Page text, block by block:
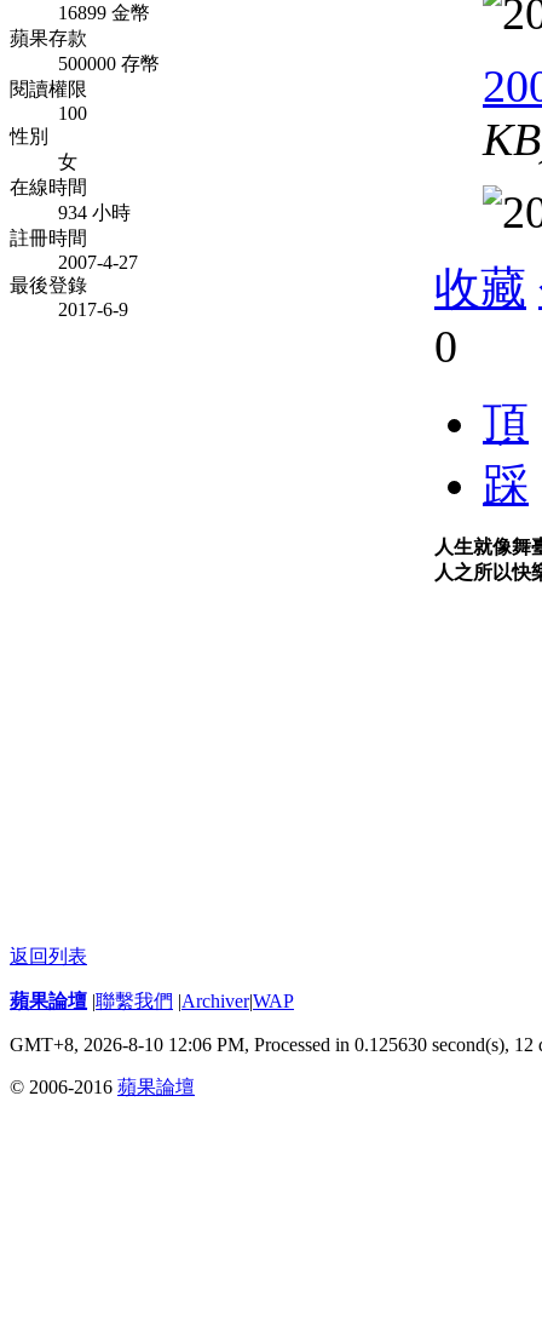
16899 金幣
蘋果存款
500000 存幣
閱讀權限
100
性別
女
在線時間
934 小時
註冊時間
2007-4-27
最後登錄
2017-6-9
收藏
0
頂
踩
人生就像舞
人之所以快
返回列表
蘋果論壇 |聯繫我們 |Archiver|WAP
GMT+8, 2026-8-10 12:06 PM, Processed in 0.125630 second(s), 12
© 2006-2016 蘋果論壇